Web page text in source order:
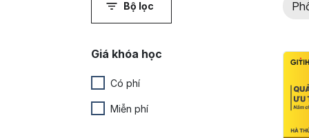
Bộ lọc
Giá khóa học
Có phí
Miễn phí